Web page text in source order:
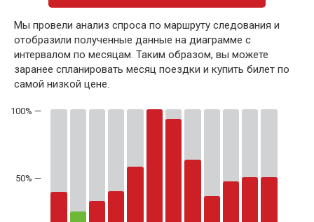
Мы провели анализ спроса по маршруту следования и
отобразили полученные данные на диаграмме с
интервалом по месяцам. Таким образом, вы можете
заранее спланировать месяц поездки и купить билет по
самой низкой цене.
50% —